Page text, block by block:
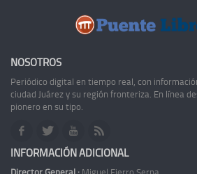
NOSOTROS
Periódico digital en tiempo real, con
ciudad Juárez y su región fronteriza. En línea
pionero en su tipo.
INFORMACIÓN ADICIONAL